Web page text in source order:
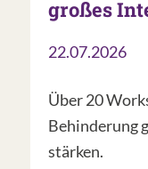
großes
22.07.2026
Über 20
Behinderung
stärken.